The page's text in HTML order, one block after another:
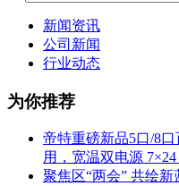
新闻资讯
公司新闻
行业动态
为你推荐
帝特重磅新品5口/8
用，宽温双电源
聚焦区“两会” 共绘